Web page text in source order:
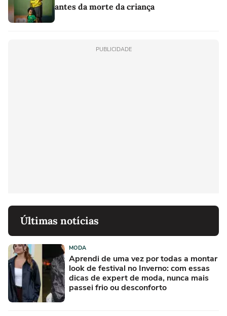
antes da morte da criança
PUBLICIDADE
Últimas notícias
MODA
Aprendi de uma vez por todas a montar
look de festival no Inverno: com essas
dicas de expert de moda, nunca mais
passei frio ou desconforto